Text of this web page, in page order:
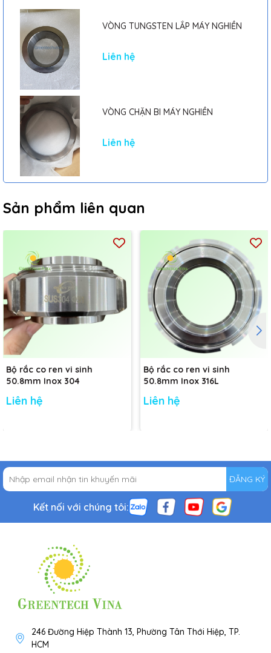
VÒNG TUNGSTEN LẮP MÁY NGHIỀN
Liên hệ
VÒNG CHẶN BI MÁY NGHIỀN
Liên hệ
Sản phẩm liên quan
Bộ rắc co ren vi sinh
50.8mm Inox 304
Liên hệ
Bộ rắc co ren vi sinh
50.8mm Inox 316L
Liên hệ
ĐĂNG KÝ
Kết nối với chúng tôi:
246 Đường Hiệp Thành 13, Phường Tân Thới Hiệp, TP.
HCM